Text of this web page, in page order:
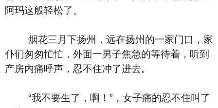
阿玛这般轻松了。
烟花三月下扬州，远在扬州的一家门口，家
仆们匆匆忙忙，外面一男子焦急的等待着，听到
产房内痛呼声，忍不住冲了进去。
“我不要生了，啊！”，女子痛的忍不住叫了